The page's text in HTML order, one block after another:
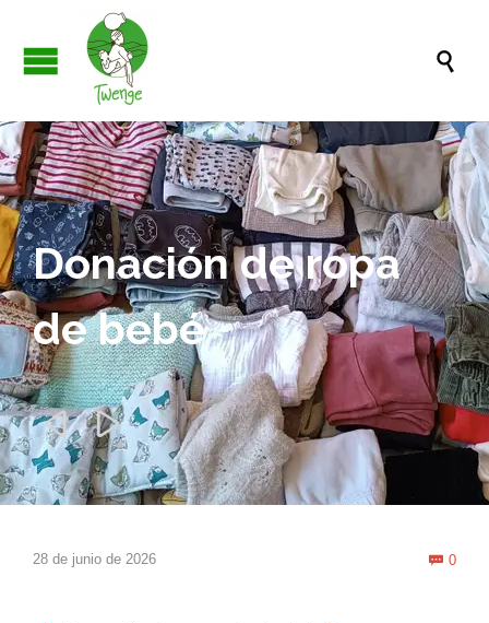

Donación de ropa
de bebé
 
28 de junio de 2026  0